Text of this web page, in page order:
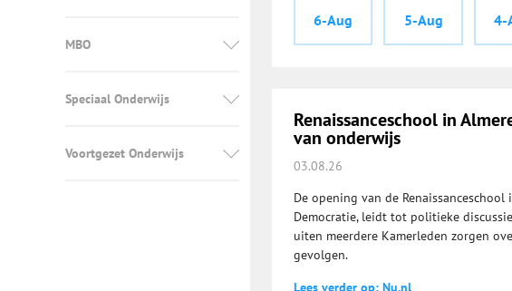
MBO
Speciaal Onderwijs
Voortgezet Onderwijs
6-Aug 5-Aug 4-
Renaissanceschool in
van onderwijs
03.08.26
De opening van de
Democratie, leidt tot politieke
uiten meerdere Kamerleden zorgen
gevolgen.
Lees verder op: Nu.nl